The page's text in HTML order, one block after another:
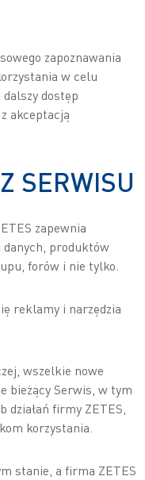
zapoznawania
w celu
dostęp
akceptacją
SERWISU
zapewnia
produktów
forów i nie tylko.
reklamy i narzędzia
wszelkie nowe
bieżący Serwis, w tym
firmy ZETES,
korzystania.
stanie, a firma ZETES